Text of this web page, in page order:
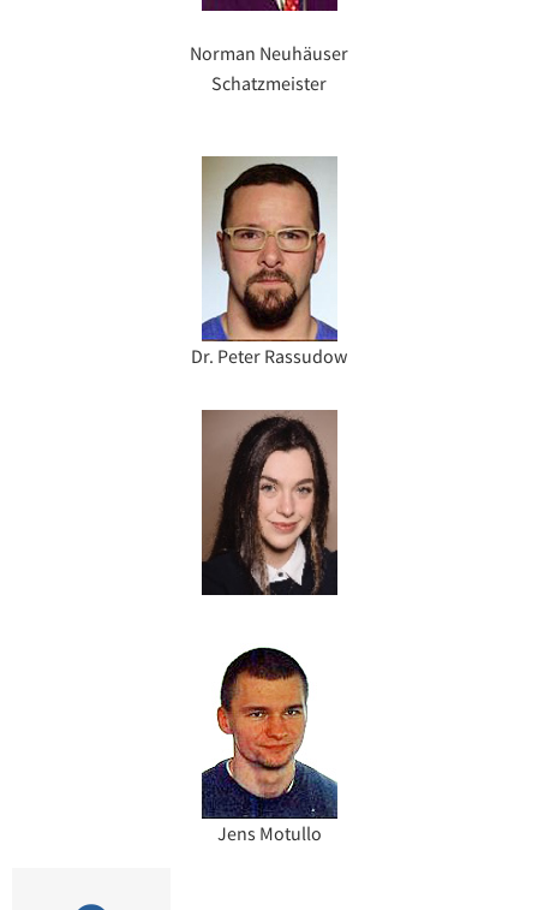
Norman Neuhäuser
Schatzmeister
Dr. Peter Rassudow
Jens Motullo